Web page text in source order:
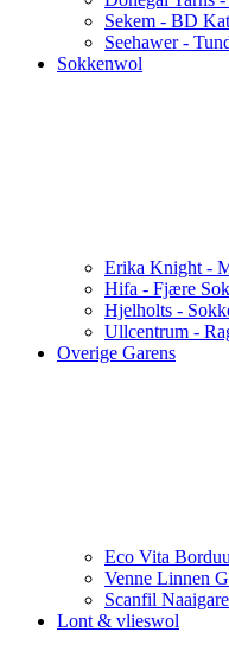
Sekem - BD
Seehawer -
Sokkenwol
Erika Knight -
Hifa - Fjære
Hjelholts -
Ullcentrum -
Overige Garens
Eco Vita
Venne Linnen
Scanfil
Lont & vlieswol